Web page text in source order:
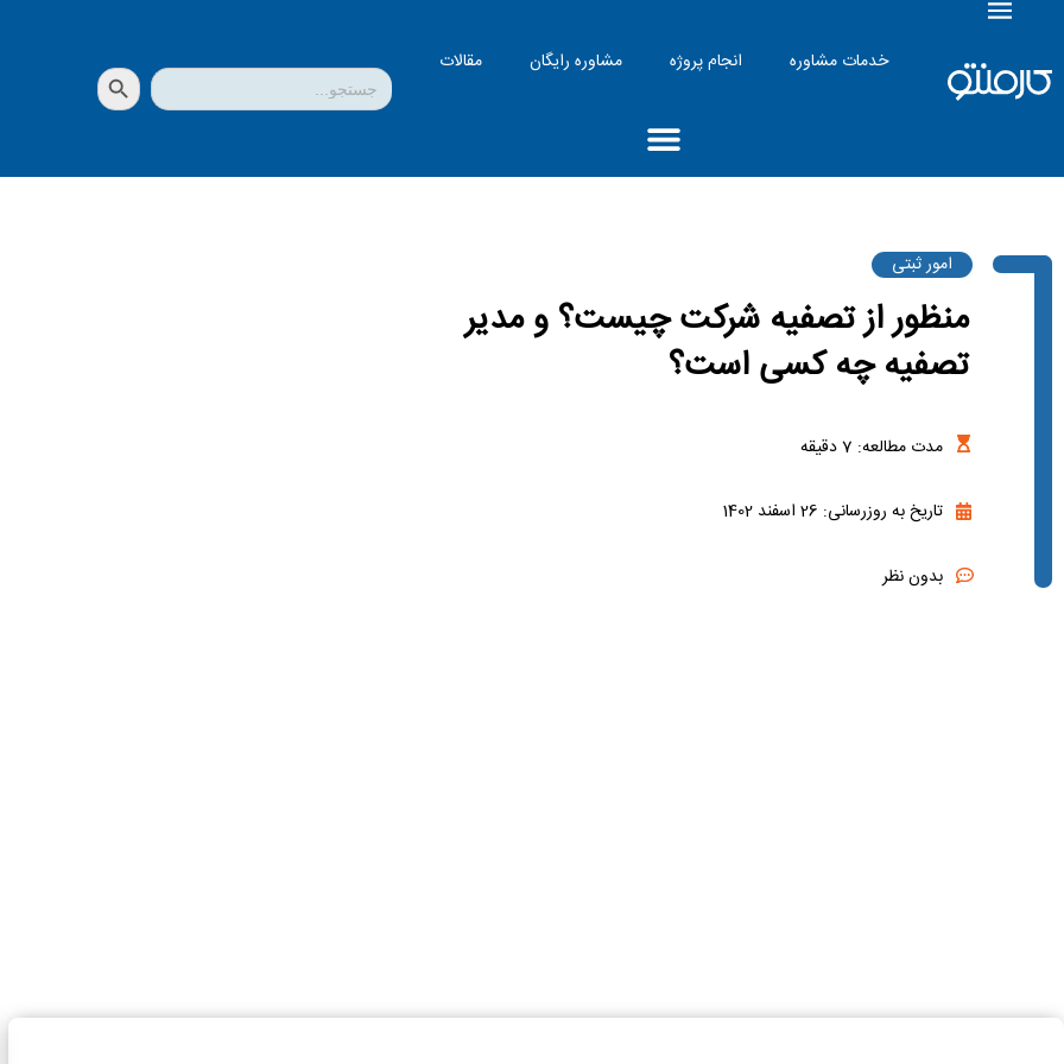
خدمات مشاوره انجام پروژه مشاوره رایگان مقالات جستجو
برای:
دکمه جستجو
امور ثبتی
منظور از تصفیه شرکت چیست؟ و مدیر
تصفیه چه کسی است؟
مدت مطالعه: 7دقیقه
تاریخ به روزرسانی: 26 اسفند 1402
بدون نظر